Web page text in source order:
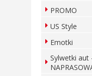
PROMO
US Style
Emotki
Sylwetki aut